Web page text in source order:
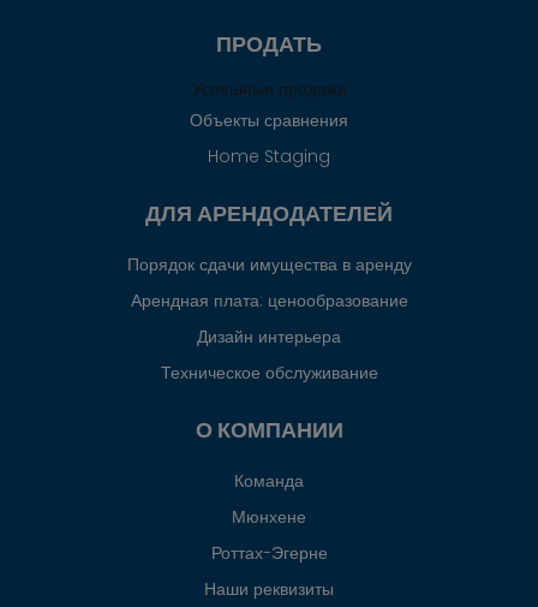
ПРОДАТЬ
Успешные продажи
Объекты сравнения
Home Staging
ДЛЯ АРЕНДОДАТЕЛЕЙ
Порядок сдачи имущества в аренду
Арендная плата: ценообразование
Дизайн интерьера
Техническое обслуживание
О КОМПАНИИ
Команда
Мюнхене
Роттах-Эгерне
Наши реквизиты